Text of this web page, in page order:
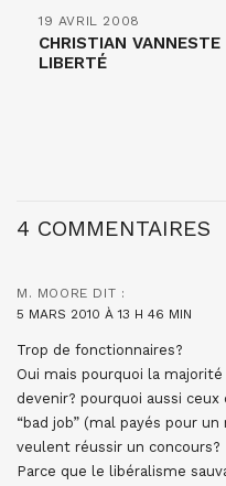
19 AVRIL 2008
CHRISTIAN
LIBERTÉ
4 COMMENTAIRES
M. MOORE DIT :
5 MARS 2010 À 13 H 46 MIN
Trop de fonctionnaires?
Oui mais pourquoi la
devenir? pourquoi aussi
“bad job” (mal payés pour
veulent réussir un concours?
Parce que le libéralisme